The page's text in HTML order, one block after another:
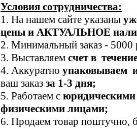
Условия сотрудничества:
1. На нашем сайте указаны
цены и АКТУАЛЬНОЕ
2. Минимальный заказ - 5000
3. Выставляем счет в
4. Аккуратно упаковываем
ваш заказ за 1-3 дня;
5. Работаем с
физическими лицами;
6. Продаем товар поштучно,